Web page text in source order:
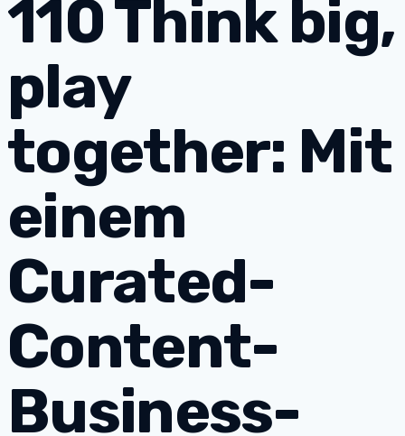
110 Think big,
play
together: Mit
einem
Curated-
Content-
Business-